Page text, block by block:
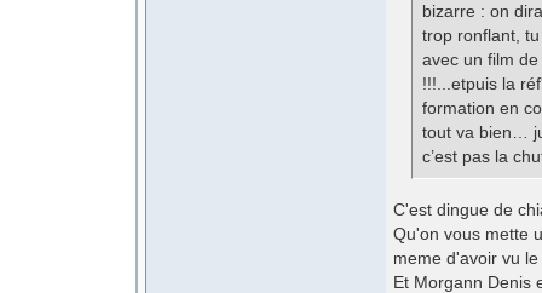
bizarre : on
trop ronflant,
avec un film
!!!...etpuis la
formation en
tout va bien…
c’est pas la
C'est dingue de
Qu'on vous mette
meme d'avoir vu
Et Morgann Denis